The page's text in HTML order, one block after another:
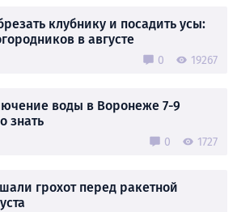
клубнику и посадить усы:
в августе
0 19267
воды в Воронеже 7-9
знать
0 1727
грохот перед ракетной